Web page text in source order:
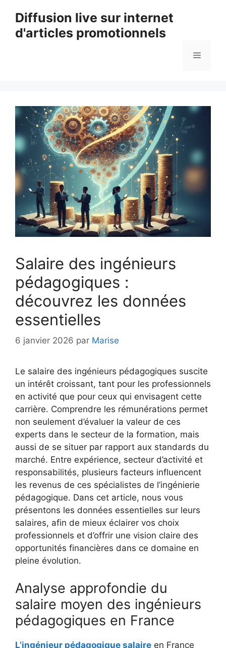
contenu
Diffusion live sur internet
d'articles promotionnels
Menu
Salaire des ingénieurs
pédagogiques :
découvrez les données
essentielles
6 janvier 2026 par Marise
Le salaire des ingénieurs pédagogiques suscite
un intérêt croissant, tant pour les professionnels
en activité que pour ceux qui envisagent cette
carrière. Comprendre les rémunérations permet
non seulement d’évaluer la valeur de ces
experts dans le secteur de la formation, mais
aussi de se situer par rapport aux standards du
marché. Entre expérience, secteur d’activité et
responsabilités, plusieurs facteurs influencent
les revenus de ces spécialistes de l’ingénierie
pédagogique. Dans cet article, nous vous
présentons les données essentielles sur leurs
salaires, afin de mieux éclairer vos choix
professionnels et d’offrir une vision claire des
opportunités financières dans ce domaine en
pleine évolution.
Analyse approfondie du
salaire moyen des ingénieurs
pédagogiques en France
L’ingénieur pédagogique salaire en France